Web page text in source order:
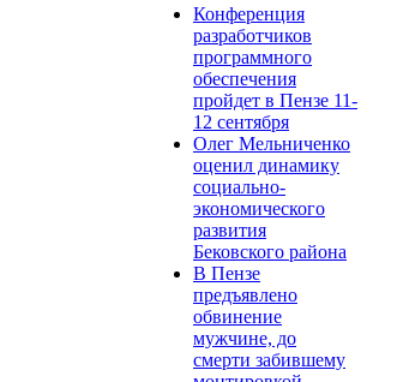
Конференция
разработчиков
программного
обеспечения
пройдет в Пензе 11-
12 сентября
Олег Мельниченко
оценил динамику
социально-
экономического
развития
Бековского района
В Пензе
предъявлено
обвинение
мужчине, до
смерти забившему